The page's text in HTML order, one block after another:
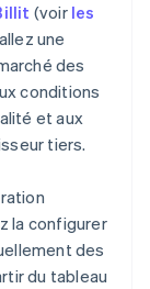
(voir les
une
des
conditions
et aux
tiers.
la configurer
des
du tableau